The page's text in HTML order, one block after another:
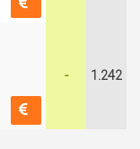
- 1.242